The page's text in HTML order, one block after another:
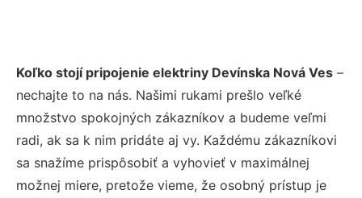
Koľko stojí pripojenie elektriny Devínska Nová Ves –
nechajte to na nás. Našimi rukami prešlo veľké
množstvo spokojných zákazníkov a budeme veľmi
radi, ak sa k nim pridáte aj vy. Každému zákazníkovi
sa snažíme prispôsobiť a vyhovieť v maximálnej
možnej miere, pretože vieme, že osobný prístup je